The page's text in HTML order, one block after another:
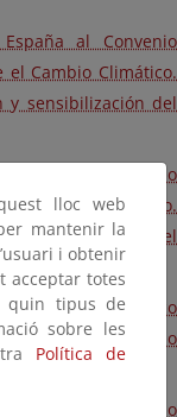
al Convenio
el Cambio Climático.
y sensibilización del
España al Convenio
Cambio Climático.
y sensibilización del
al Convenio Marco
Climático. Capítulo
del público
al Convenio
lloc web
mantenir la
i obtenir
acceptar totes
quin tipus de
sobre les
Política de